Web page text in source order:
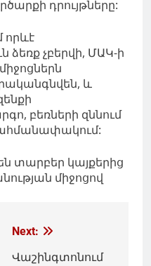
դրույթները:
որևէ
ձեռք չբերվի, ՄԱԿ-ի
և
բեռների զննում
տարբեր կայքերից
միջոցով
Next:
Վաշինգտոնում